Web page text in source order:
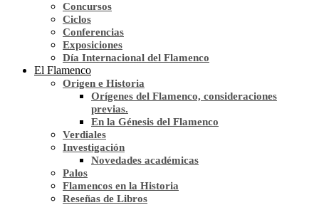
Concursos
Ciclos
Conferencias
Exposiciones
Día Internacional del Flamenco
El Flamenco
Origen e Historia
Orígenes del Flamenco, consideraciones
previas.
En la Génesis del Flamenco
Verdiales
Investigación
Novedades académicas
Palos
Flamencos en la Historia
Reseñas de Libros